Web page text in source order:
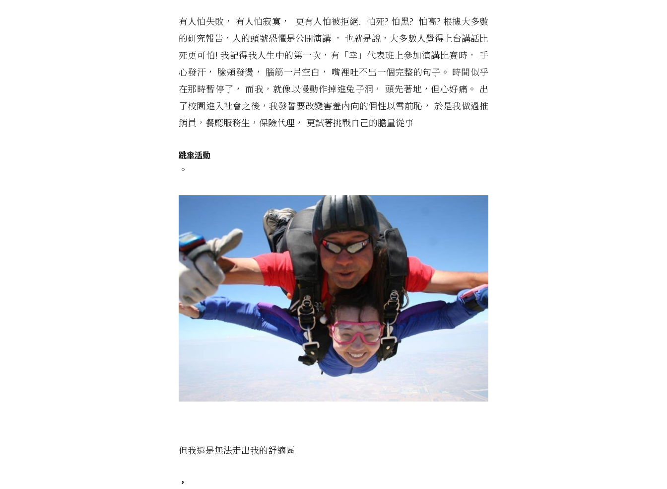
有人怕失敗， 有人怕寂寞， 更有人怕被拒絕. 怕死? 怕黑? 怕高? 根據大多數
的研究報告，人的頭號恐懼是公開演講 ， 也就是說，大多數人覺得上台講話比
死更可怕! 我記得我人生中的第一次，有「幸」代表班上參加演講比賽時， 手
心發汗， 臉頰發燙， 腦筋一片空白， 嘴裡吐不出一個完整的句子。 時間似乎
在那時暫停了， 而我，就像以慢動作掉進兔子洞， 頭先著地，但心好痛。 出
了校園進入社會之後，我發誓要改變害羞內向的個性以雪前恥， 於是我做過推
銷員，餐廳服務生，保險代理， 更試著挑戰自己的膽量從事
跳傘活動
。
但我還是無法走出我的舒適區
，